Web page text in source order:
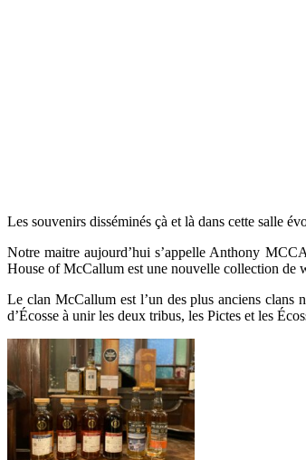
Les souvenirs disséminés çà et là dans cette salle
Notre maitre aujourd’hui s’appelle Anthony
House of McCallum est une nouvelle collection de
Le clan McCallum est l’un des plus anciens clans
d’Écosse à unir les deux tribus, les Pictes et les